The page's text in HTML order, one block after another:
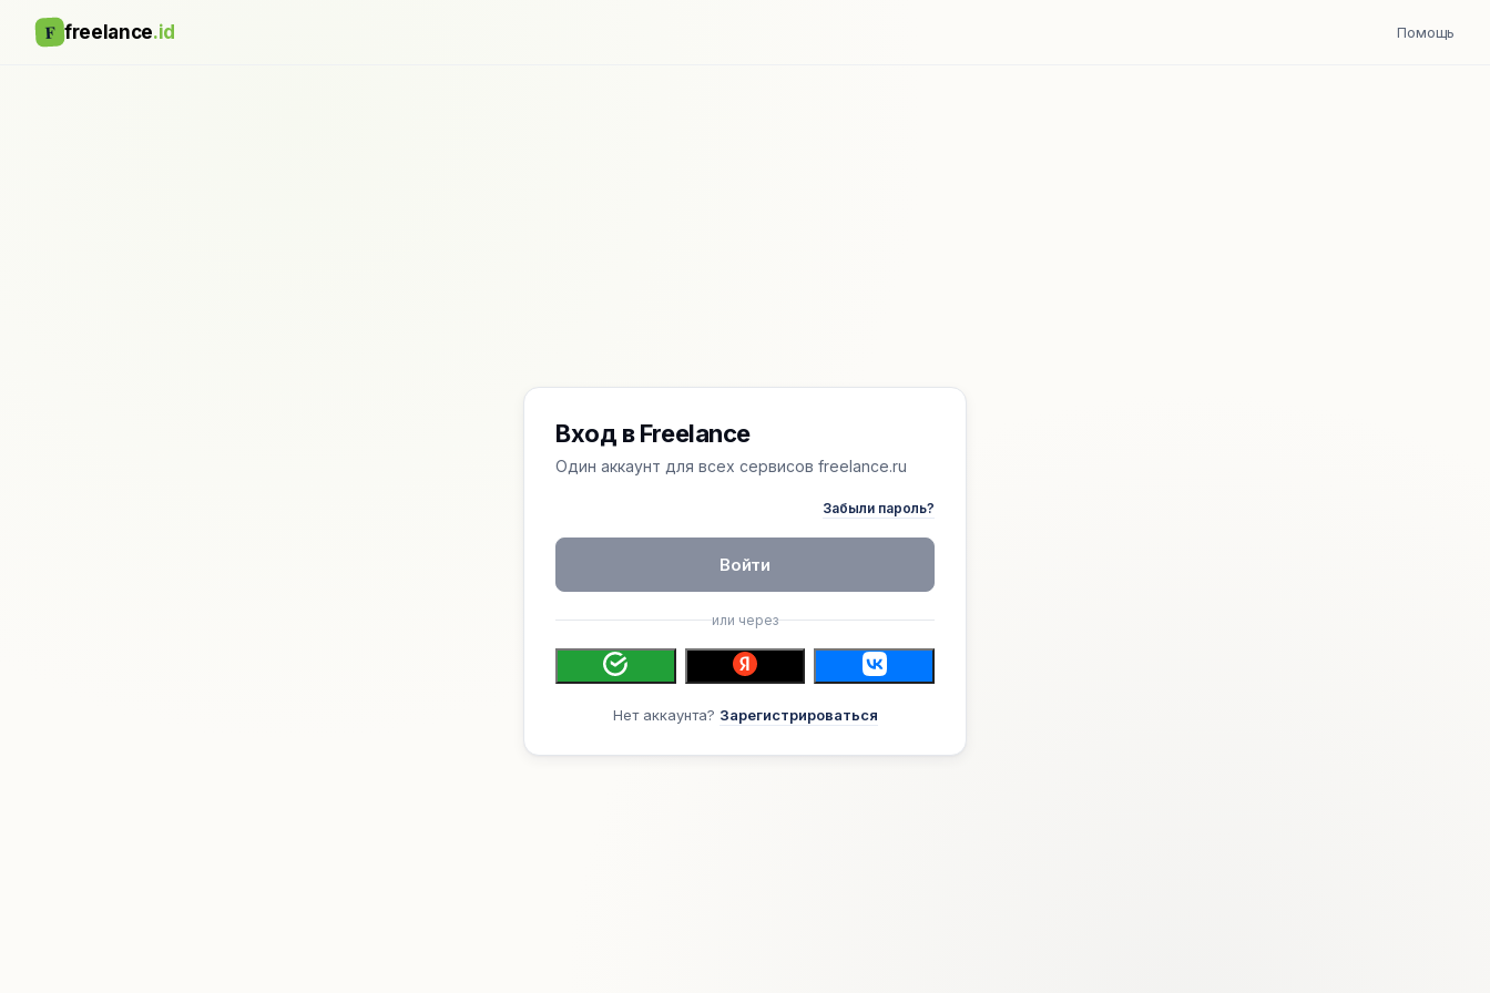
F freelance.id Помощь
Вход в Freelance
Один аккаунт для всех сервисов freelance.ru
Забыли пароль?
Войти
или через
Нет аккаунта? Зарегистрироваться